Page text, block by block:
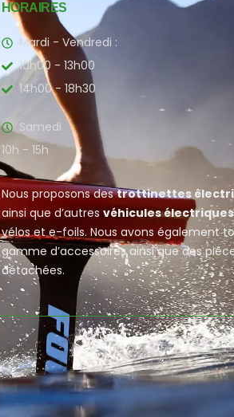
HORAIRES
Mardi - Vendredi :
10h00 - 13h00
14h00 - 18h30
Samedi
10h - 15h
Nous proposons destrottinettes
ainsi que d’autres véhicules électriques
vélos et e-foils. Nous avons également
gamme d’accessoires ainsi que des
détachées.